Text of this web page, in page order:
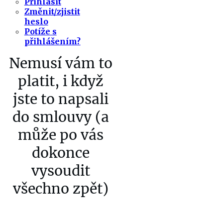
Změnit/zjistit
heslo
Potíže s
přihlášením?
Nemusí vám to
platit, i když
jste to napsali
do smlouvy (a
může po vás
dokonce
vysoudit
všechno zpět)